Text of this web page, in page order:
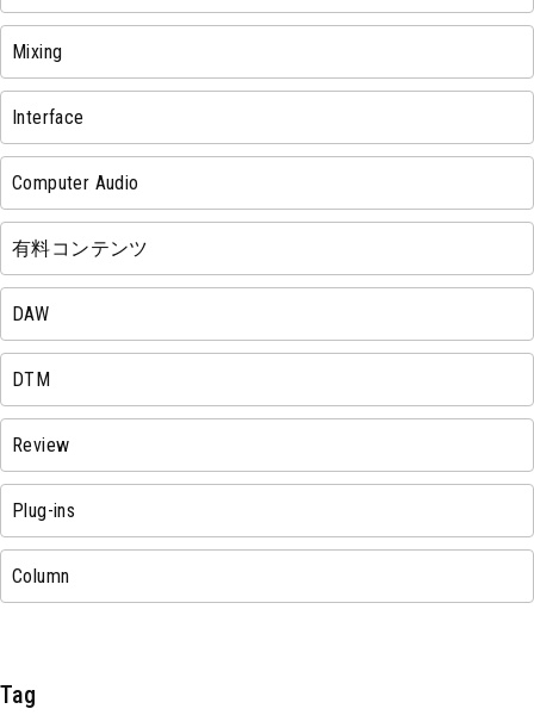
Mixing
Interface
Computer Audio
有料コンテンツ
DAW
DTM
Review
Plug-ins
Column
Tag